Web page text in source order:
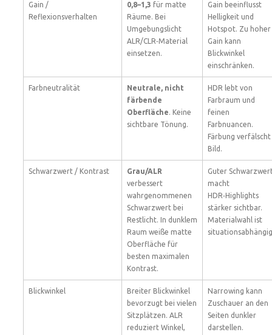
Gain /
Reflexionsverhalten
0,8–1,3 für matte
Räume. Bei
Umgebungslicht
ALR/CLR‑Material
einsetzen.
Gain beeinflusst
Helligkeit und
Hotspot. Zu hoher
Gain kann
Blickwinkel
einschränken.
Farbneutralität
Neutrale, nicht
färbende
Oberfläche. Keine
sichtbare Tönung.
HDR lebt von
Farbraum und
feinen
Farbnuancen.
Färbung verfälscht
Bild.
Schwarzwert / Kontrast
Grau/ALR
verbessert
wahrgenommenen
Schwarzwert bei
Restlicht. In dunklem
Raum weiße matte
Oberfläche für
besten maximalen
Kontrast.
Guter
macht
HDR‑Highlights
stärker sichtbar.
Materialwahl ist
Blickwinkel
Breiter Blickwinkel
bevorzugt bei vielen
Sitzplätzen. ALR
reduziert Winkel,
Narrowing kann
Zuschauer an den
Seiten dunkler
darstellen.